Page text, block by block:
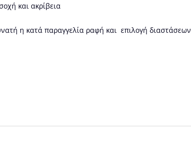
και ακρίβεια
η κατά παραγγελία ραφή και επιλογή διαστάσεων